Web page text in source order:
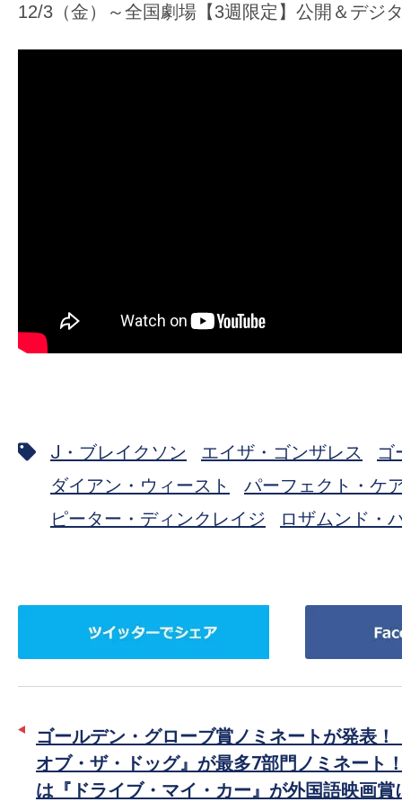
12/3（金）～全国劇場【3週限定】公開＆デジ
J・ブレイクソン エイザ・ゴンザレス
ゴ
ダイアン・ウィースト
パーフェクト・ケ
ピーター・ディンクレイジ
ロザムンド・
ー
ゴールデン・グローブ賞ノミネートが発表！
オブ・ザ・ドッグ』が最多7部門ノミネート
は『ドライブ・マイ・カー』が外国語映画賞